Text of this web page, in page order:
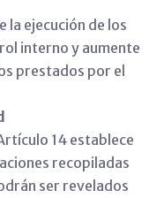
la ejecución de los
interno y aumente
prestados por el
14 establece
recopiladas
ser revelados